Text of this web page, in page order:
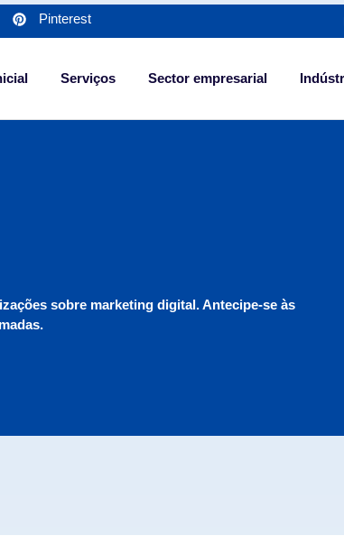
Pinterest
Serviços Sector empresarial
sobre marketing digital. Antecipe-se às